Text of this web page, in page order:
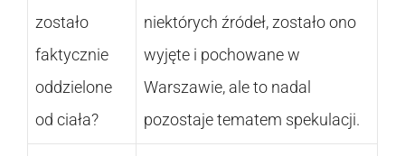
zostało
faktycznie
oddzielone
od ciała?
niektórych źródeł, zostało ono
wyjęte i pochowane w
Warszawie, ale to nadal
pozostaje tematem spekulacji.